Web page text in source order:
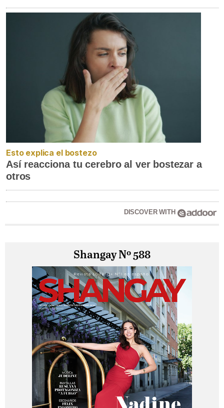
Esto explica el bostezo
Así reacciona tu cerebro al ver bostezar a
otros
DISCOVER WITH
Shangay Nº 588